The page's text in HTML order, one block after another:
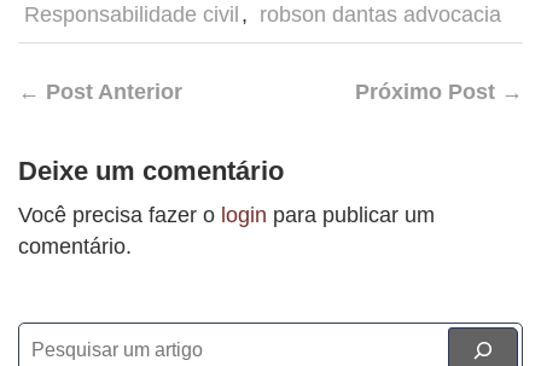
Responsabilidade civil , robson dantas advocacia
← Post Anterior Próximo Post →
Deixe um comentário
Você precisa fazer o login para publicar um
comentário.